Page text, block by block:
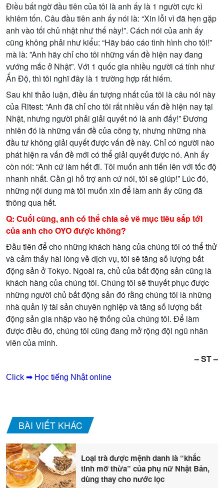
Điều bất ngờđầu tiên của tôi là anhấy là 1 người cực kì
khiêm tốn. Câu đầu tiên anhấy nói là: “Xin lỗi vì đã hẹn gặp
anh vào tối chủ nhật nhưthế này!”. Cách nói của anhấy
cũng không phải như kiểu: “Hãy báo cáo tình hình cho tôi!”
mà là: ”Anh hãy chỉcho tôi những vấn đề hiện nay đang
vướng mắcở Nhật”. Với 1 quốc gia nhiều người cá tính như
Ấn Độ, thì tôi nghĩ đây là 1 trường hợp rất hiếm.
Sau khi thảo luận, điềuấn tượng nhất của tôi là câu nói này
của Ritest: “Anh đã chỉcho tôi rất nhiều vấn đề hiện nay tại
Nhật, nhưng người phải giải quyết nó là anh đấy!” Đương
nhiên đó là những vấn đềcủa công ty, nhưng những nhà
đầu tư không giải quyết được vấn đề này. Chỉcó người nào
phát hiện ra vấn đề mới có thểgiải quyết được nó. Anhấy
còn nói: “Anh cứ làm hết đi. Tôi muốn anh tiến lên với tốc độ
nhanh nhất. Cần gì hỗtrợanh cứ nói, tôi sẽgiúp!” Lúc đó,
những nội dung mà tôi muốn xin để làm anhấy cũng đã
thông qua hết.
Q: Cuối cùng, anh có thểchia sẻvề mục tiêu sắp tới
của anh cho OYO được không?
Đầu tiên đểcho những khách hàng của chúng tôi có thểthử
và cảm thấy hài lòng vềdịch vụ, tôi sẽtăng số lượng bất
động sảnởTokyo. Ngoài ra, chủ của bất động sản cũng là
khách hàng của chúng tôi. Chúng tôi sẽthuyết phục được
những người chủ bất động sản đó rằng chúng tôi là những
nhà quản lý tài sản chuyên nghiệp và tăng số lượng bất
động sản gia nhập vào hệthống của chúng tôi. Để làm
được điều đó, chúng tôi cũng đang mở rộng đội ngũ nhân
viên của mình.
– ST –
Click ➡ Học tiếng Nhật online
BÀI VIẾT KHÁC
Loại trà được mệnh danh là “khắc
tinh mỡ thừa” của phụ nữ Nhật Bản,
dùng thay cho nước lọc